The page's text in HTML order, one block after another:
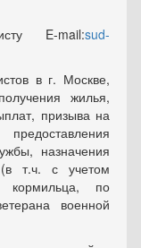
E-mail:sud-
в г. Москве,
жилья,
призыва на
назначения
т.ч. с учетом
кормильца, по
военной